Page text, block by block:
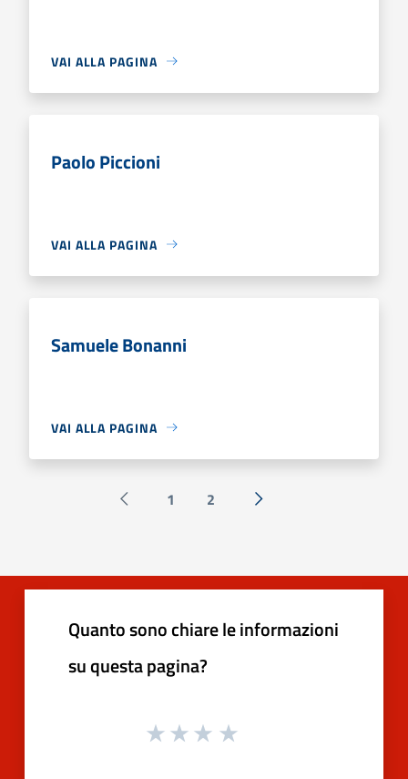
VAI ALLA PAGINA
Paolo Piccioni
VAI ALLA PAGINA
Samuele Bonanni
VAI ALLA PAGINA
Pagina precedente
1 2 Successiva »
Quanto sono chiare le informazioni
su questa pagina?